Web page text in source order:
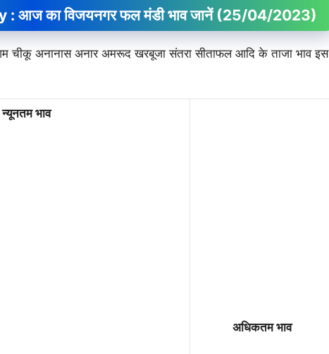
: आज का विजयनगर फल मंडी भाव जानें (25/04/2023)
अनानास अनार अमरूद खरबूजा संतरा सीताफल आदि के ताजा भाव इस
न्यूनतम भाव
अधिकतम भाव